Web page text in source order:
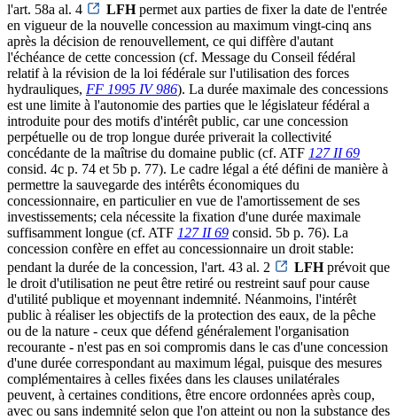
l'art. 58a al. 4
LFHpermet aux parties de fixer la date de l'entrée
en vigueur de la nouvelle concession au maximum vingt-cinq ans
après la décision de renouvellement, ce qui diffère d'autant
l'échéance de cette concession (cf. Message du Conseil fédéral
relatif à la révision de la loi fédérale sur l'utilisation des forces
hydrauliques, FF 1995 IV 986). La durée maximale des concessions
est une limite à l'autonomie des parties que le législateur fédéral a
introduite pour des motifs d'intérêt public, car une concession
perpétuelle ou de trop longue durée priverait la collectivité
concédante de la maîtrise du domaine public (cf. ATF 127 II 69
consid. 4c p. 74 et 5b p. 77). Le cadre légal a été défini de manière à
permettre la sauvegarde des intérêts économiques du
concessionnaire, en particulier en vue de l'amortissement de ses
investissements; cela nécessite la fixation d'une durée maximale
suffisamment longue (cf. ATF 127 II 69 consid. 5b p. 76). La
concession confère en effet au concessionnaire un droit stable:
pendant la durée de la concession, l'art. 43 al. 2
LFHprévoit que
le droit d'utilisation ne peut être retiré ou restreint sauf pour cause
d'utilité publique et moyennant indemnité. Néanmoins, l'intérêt
public à réaliser les objectifs de la protection des eaux, de la pêche
ou de la nature - ceux que défend généralement l'organisation
recourante - n'est pas en soi compromis dans le cas d'une concession
d'une durée correspondant au maximum légal, puisque des mesures
complémentaires à celles fixées dans les clauses unilatérales
peuvent, à certaines conditions, être encore ordonnées après coup,
avec ou sans indemnité selon que l'on atteint ou non la substance des